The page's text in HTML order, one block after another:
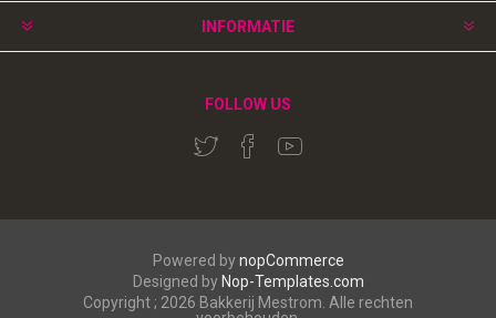
INFORMATIE
FOLLOW US
Powered bynopCommerce
Designed by Nop-Templates.com
Copyright ; 2026 Bakkerij Mestrom. Alle rechten